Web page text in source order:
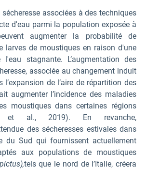
associées à des techniques
d'eau parmi la population exposée à
augmenter la probabilité de
larves de moustiques en raison d'une
l'eau stagnante. L’augmentation des
associée au changement induit
de l’aire de répartition des
augmenter l’incidence des maladies
moustiques dans certaines régions
et al., 2019). En revanche,
des sécheresses estivales dans
du Sud qui fournissent actuellement
aux populations de moustiques
tels que le nord de l’Italie, créera